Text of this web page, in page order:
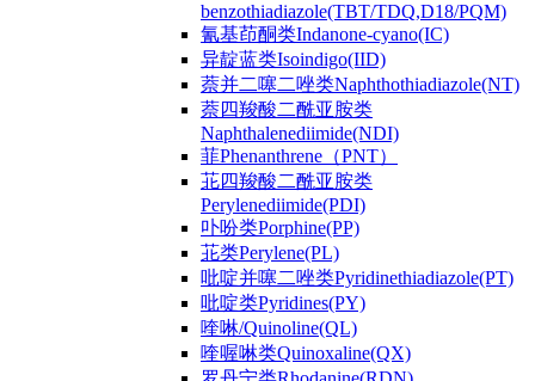
benzothiadiazole(TBT/TDQ,D18/PQM)
氰基茚酮类Indanone-cyano(IC)
异靛蓝类Isoindigo(IID)
萘并二噻二唑类Naphthothiadiazole(NT)
萘四羧酸二酰亚胺类
Naphthalenediimide(NDI)
菲Phenanthrene（PNT）
苝四羧酸二酰亚胺类
Perylenediimide(PDI)
卟吩类Porphine(PP)
苝类Perylene(PL)
吡啶并噻二唑类Pyridinethiadiazole(PT)
吡啶类Pyridines(PY)
喹啉/Quinoline(QL)
喹喔啉类Quinoxaline(QX)